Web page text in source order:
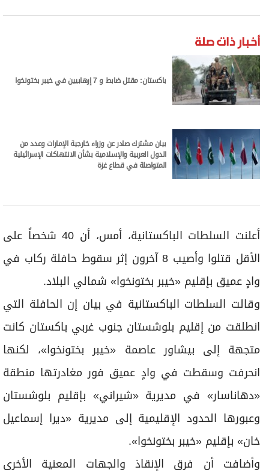
مواقيت الصلاة
الأحوال الجوية
أخبار ذات صلة
باكستان: مقتل ضابط و 7 إرهابيين في خيبر بختونخوا
بيان مشترك صادر عن وزراء خارجية الإمارات وعدد من
الدول العربية والإسلامية بشأن الانتهاكات الإسرائيلية
المتواصلة في قطاع غزة
أعلنت السلطات الباكستانية، أمس، أن 40 شخصاً على
الأقل قتلوا وأصيب 8 آخرون إثر سقوط حافلة ركاب في
وادٍ عميق بإقليم «خيبر بختونخوا» شمالي البلاد.
وقالت السلطات الباكستانية في بيان إن الحافلة التي
انطلقت من إقليم بلوشستان جنوب غربي باكستان كانت
متجهة إلى بيشاور عاصمة «خيبر بختونخوا»، لكنها
انحرفت وسقطت في وادٍ عميق فور مغادرتها منطقة
«دهاناسار» في مديرية «شيراني» بإقليم بلوشستان
وعبورها الحدود الإقليمية إلى مديرية «ديرا إسماعيل
خان» بإقليم «خيبر بختونخوا».
وأضافت أن فرق الإنقاذ والجهات المعنية الأخرى